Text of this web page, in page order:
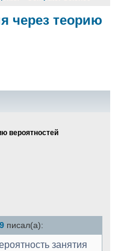
через теорию
вероятностей
писал(а):
занятия